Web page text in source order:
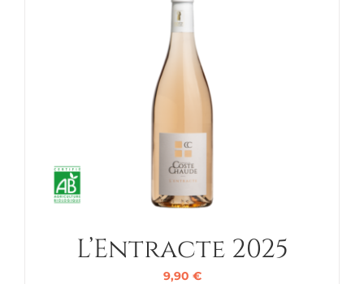
L’Entracte 2025
9,90 €